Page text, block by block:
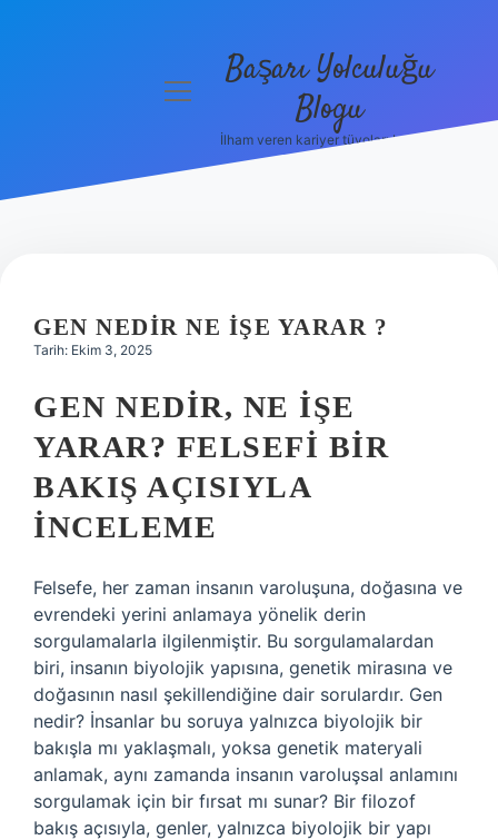
Hakkımızda
menüyüBaşarı Yolculuğu
Blogu
İlham veren kariyer tüyoları burada!
GEN NEDIR NE IŞE YARAR ?
Tarih: Ekim 3, 2025
GEN NEDIR, NE İŞE
YARAR? FELSEFI BIR
BAKIŞ AÇISIYLA
İNCELEME
Felsefe, her zaman insanın varoluşuna, doğasına ve
evrendeki yerini anlamaya yönelik derin
sorgulamalarla ilgilenmiştir. Bu sorgulamalardan
biri, insanın biyolojik yapısına, genetik mirasına ve
doğasının nasıl şekillendiğine dair sorulardır. Gen
nedir? İnsanlar bu soruya yalnızca biyolojik bir
bakışla mı yaklaşmalı, yoksa genetik materyali
anlamak, aynı zamanda insanın varoluşsal anlamını
sorgulamak için bir fırsat mı sunar? Bir filozof
bakış açısıyla, genler, yalnızca biyolojik bir yapı